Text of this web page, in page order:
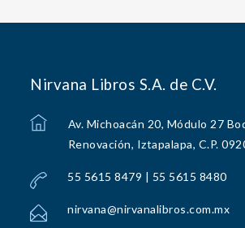
Nirvana Libros S.A. de C.V.
Av. Michoacán 20, Módulo 27
Renovación, Iztapalapa, C.P.
55 5615 8479 | 55 5615 8480
nirvana@nirvanalibros.com.mx